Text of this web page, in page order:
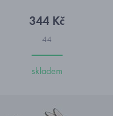
344 Kč
44
skladem